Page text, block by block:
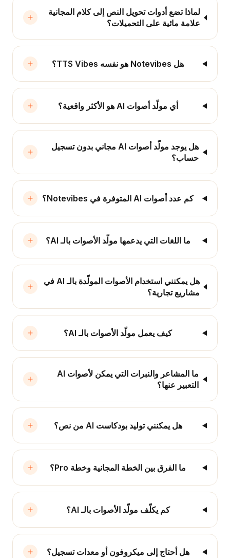
لماذا تضع أدوات تحويل النص إلى كلام المجانية
علامة مائية على التحميلات؟
هل Notevibes هو نفسه TTS Vibes؟
أي مولّد أصوات AI هو الأكثر واقعية؟
هل يوجد مولّد أصوات AI مجاني بدون تسجيل
حساب؟
كم عدد أصوات AI المتوفرة في Notevibes؟
ما اللغات التي يدعمها مولّد الأصوات بالـ AI؟
هل يمكنني استخدام الأصوات المولّدة بالـ AI في
مشاريع تجارية؟
كيف يعمل مولّد الأصوات بالـ AI؟
ما المشاعر والنبرات التي يمكن لأصوات AI
التعبير عنها؟
هل يمكنني توليد بودكاست AI من نص؟
ما الفرق بين الخطة المجانية وخطة Pro؟
كم يكلّف مولّد الأصوات بالـ AI؟
هل أحتاج إلى ميكروفون أو معدات تسجيل؟